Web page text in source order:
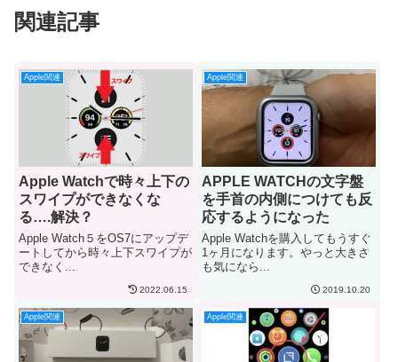
関連記事
Apple関連
Apple Watchで時々上下の
スワイプができなくな
る….解決？
Apple Watch５をOS7にアップデ
ートしてから時々上下スワイプが
できなく...
2022.06.15
Apple関連
APPLE WATCHの文字盤
を手首の内側につけても反
応するようになった
Apple Watchを購入してもうすぐ
1ヶ月になります。やっと大きさ
も気になら...
2019.10.20
Apple関連 Apple関連